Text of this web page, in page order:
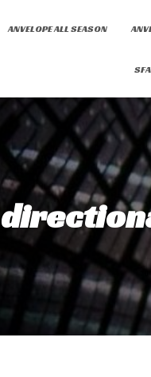
ANVELOPE ALL SEASON